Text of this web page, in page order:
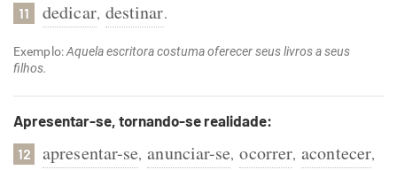
11 dedicar, destinar.
Exemplo:Aquela escritora costuma oferecer seus livros a seus
filhos.
Apresentar-se, tornando-se realidade:
12 apresentar-se, anunciar-se, ocorrer, acontecer,